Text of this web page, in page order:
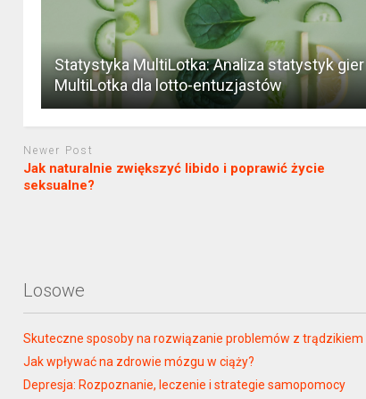
Statystyka MultiLotka: Analiza statystyk gier
MultiLotka dla lotto-entuzjastów
Newer Post
Jak naturalnie zwiększyć libido i poprawić życie
seksualne?
Losowe
Skuteczne sposoby na rozwiązanie problemów z trądzikiem
Jak wpływać na zdrowie mózgu w ciąży?
Depresja: Rozpoznanie, leczenie i strategie samopomocy